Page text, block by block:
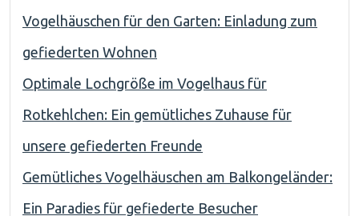
Vogelhäuschen für den Garten: Einladung zum
gefiederten Wohnen
Optimale Lochgröße im Vogelhaus für
Rotkehlchen: Ein gemütliches Zuhause für
unsere gefiederten Freunde
Gemütliches Vogelhäuschen am Balkongeländer:
Ein Paradies für gefiederte Besucher